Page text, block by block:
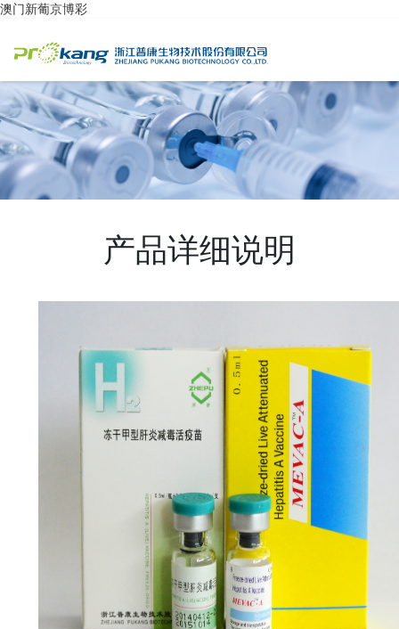
澳门新葡京博彩
产品详细说明